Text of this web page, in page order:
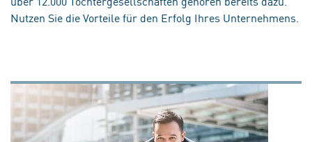
Nutzen Sie die Vorteile für den Erfolg Ihres Unternehmens.